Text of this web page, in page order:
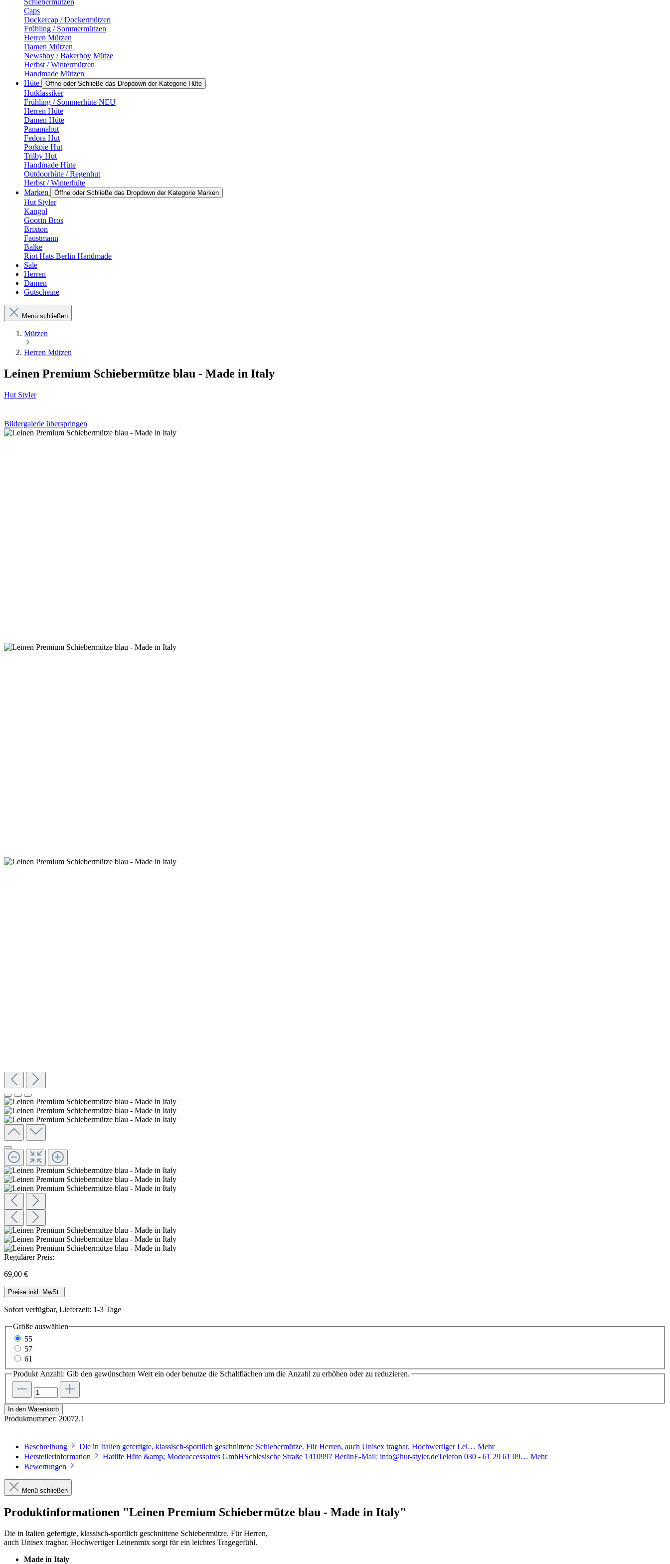
Schiebermützen
Caps
Dockercap / Dockermützen
Frühling / Sommermützen
Herren Mützen
Damen Mützen
Newsboy / Bakerboy Mütze
Herbst / Wintermützen
Handmade Mützen
Hüte
Öffne oder Schließe das Dropdown der Kategorie Hüte
Hutklassiker
Frühling / Sommerhüte NEU
Herren Hüte
Damen Hüte
Panamahut
Fedora Hut
Porkpie Hut
Trilby Hut
Handmade Hüte
Outdoorhüte / Regenhut
Herbst / Winterhüte
Marken
Öffne oder Schließe das Dropdown der Kategorie Marken
Hut Styler
Kangol
Goorin Bros
Brixton
Faustmann
Balke
Riot Hats Berlin Handmade
Sale
Herren
Damen
Gutscheine
Menü schließen
Mützen
Herren Mützen
Leinen Premium Schiebermütze blau - Made in Italy
Hut Styler
Bildergalerie überspringen
Regulärer Preis:
69,00 €
Preise inkl. MwSt.
Sofort verfügbar, Lieferzeit: 1-3 Tage
Größe auswählen
55
57
61
Produkt Anzahl: Gib den gewünschten Wert ein oder benutze die Schaltflächen um die Anzahl zu erhöhen oder zu reduzieren.
In den Warenkorb
Produktnummer: 20072.1
Beschreibung Die in Italien gefertigte, klassisch-sportlich geschnittene Schiebermütze. Für Herren, auch Unisex tragbar. Hochwertiger Lei… Mehr
Herstellerinformation
Hatlife Hüte &amp; Modeaccessoires GmbHSchlesische Straße 1410997 BerlinE-Mail: info@hut-styler.deTelefon 030 - 61 29 61 09… Mehr
Bewertungen
Menü schließen
Produktinformationen "Leinen Premium Schiebermütze blau - Made in Italy"
Die in Italien gefertigte, klassisch-sportlich geschnittene Schiebermütze. Für Herren,
auch Unisex tragbar. Hochwertiger Leinenmix sorgt für ein leichtes Tragegefühl.
Made in Italy